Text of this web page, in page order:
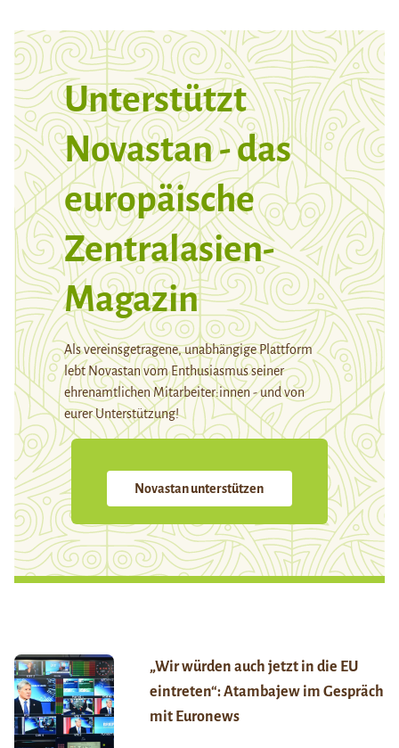
Unterstützt
Novastan - das
europäische
Zentralasien-
Magazin
Als vereinsgetragene, unabhängige Plattform
lebt Novastan vom Enthusiasmus seiner
ehrenamtlichen Mitarbeiter:innen - und von
eurer Unterstützung!
Novastan unterstützen
„Wir würden auch jetzt in die EU
eintreten“: Atambajew im Gespräch
mit Euronews